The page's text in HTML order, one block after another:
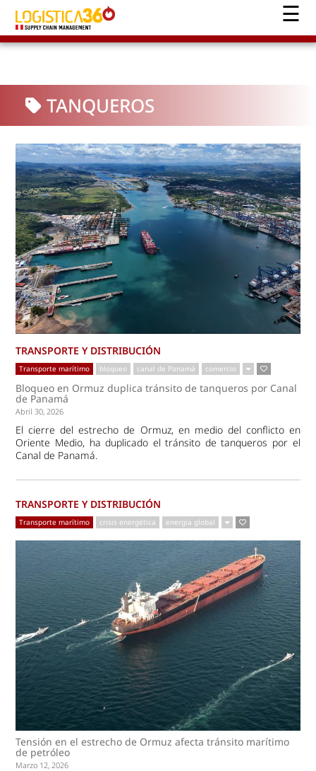
TANQUEROS
TRANSPORTE Y DISTRIBUCIÓN
Transporte marítimo bloqueo canal de Panamá comercio
Bloqueo en Ormuz duplica tránsito de tanqueros por Canal
de Panamá
Abril 30, 2026
El cierre del estrecho de Ormuz, en medio del conflicto en
Oriente Medio, ha duplicado el tránsito de tanqueros por el
Canal de Panamá.
TRANSPORTE Y DISTRIBUCIÓN
Transporte marítimo crisis energética energía global
Tensión en el estrecho de Ormuz afecta tránsito marítimo
de petróleo
Marzo 12, 2026